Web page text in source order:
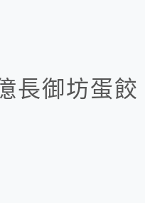
長御坊蛋餃